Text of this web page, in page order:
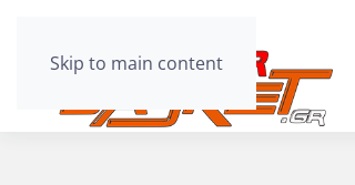
Skip to main content